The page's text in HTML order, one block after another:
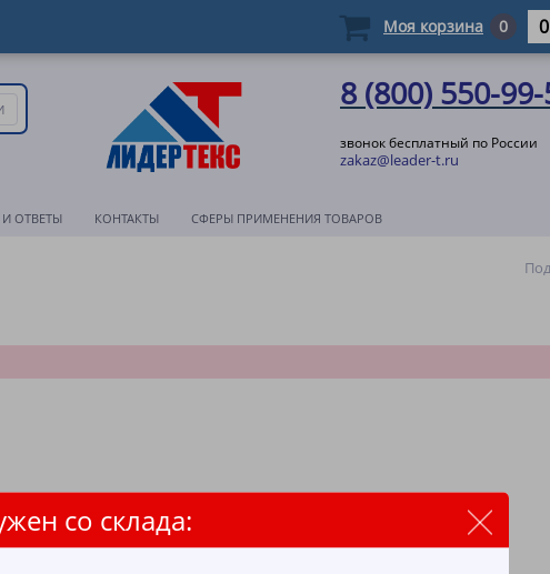
8 (800) 550-
звонок бесплатный по России
zakaz@leader-t.ru
со склада:
ОТВЕТЫ КОНТАКТЫ СФЕРЫ ПРИМЕНЕНИЯ ТОВАРОВ
Моя корзина 0 0